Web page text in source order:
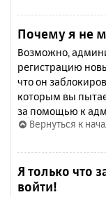
Почему я не
Возможно,
регистрацию
что он
которым вы
за помощью к
Вернуться к
Я только что
войти!